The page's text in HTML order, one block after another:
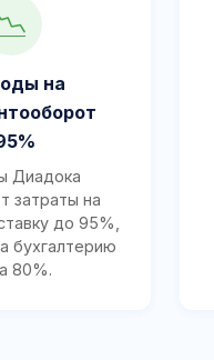
на
Диадока
затраты на
до 95%,
бухгалтерию
80%.